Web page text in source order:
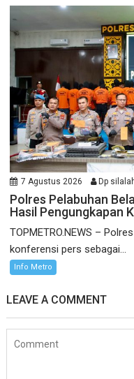
7 Agustus 2026 Dp
Polres Pelabuhan
Hasil Pengungkapan
TOPMETRO.NEWS –
konferensi pers sebagai...
Info Metro
LEAVE A COMMENT